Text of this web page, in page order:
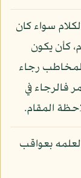
سواء كان
كأن يكون
رجاء
فالرجاء في
المقام.
بعواقب